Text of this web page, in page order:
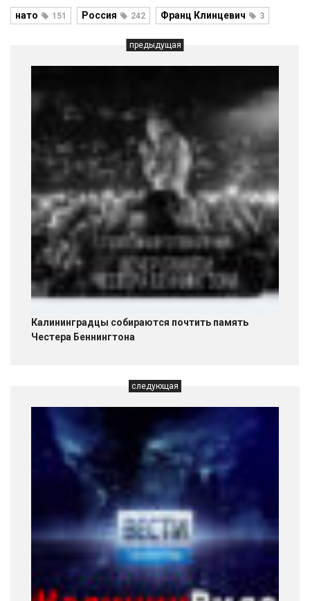
нато 151 Россия 242 Франц Клинцевич 3
предыдущая
Калининградцы собираются почтить память
Честера Беннингтона
следующая